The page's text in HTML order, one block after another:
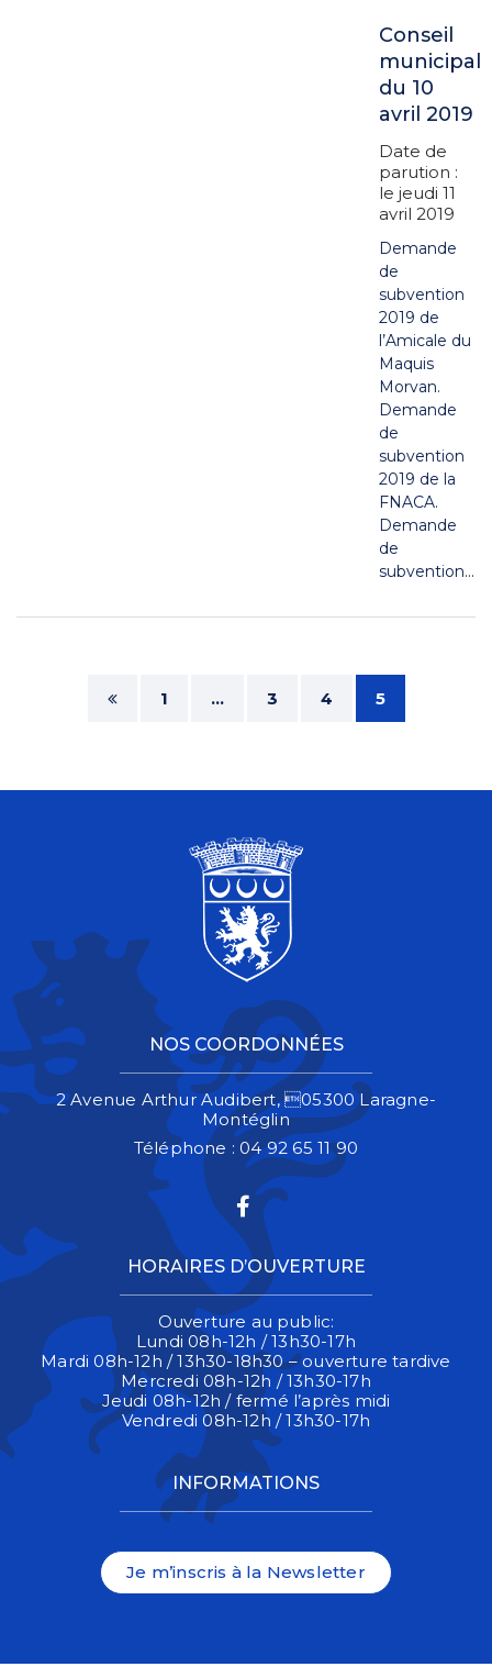
Conseil
municipal
du 10
avril 2019
Date de
parution :
le jeudi 11
avril 2019
Demande
de
subvention
2019 de
l’Amicale du
Maquis
Morvan.
Demande
de
subvention
2019 de la
FNACA.
Demande
de
subvention...
1 ... 3 4 5
NOS COORDONNÉES
2 Avenue Arthur Audibert, 05300 Laragne-
Montéglin
Téléphone :04 92 65 11 90
Lien vers le compte
HORAIRES D’OUVERTURE
Ouverture au public:
Lundi 08h-12h / 13h30-17h
Mardi 08h-12h / 13h30-18h30 – ouverture tardive
Mercredi 08h-12h / 13h30-17h
Jeudi 08h-12h / fermé l’après midi
Vendredi 08h-12h / 13h30-17h
INFORMATIONS
Je m’inscris à la Newsletter